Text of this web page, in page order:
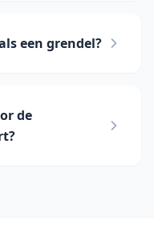
een grendel?
de